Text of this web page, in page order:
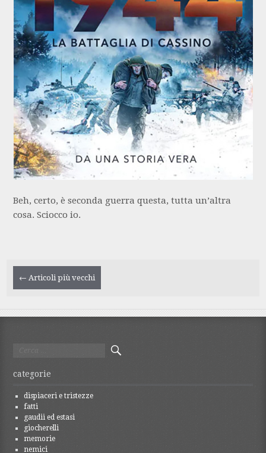
Beh, certo, è seconda guerra questa, tutta un’altra
cosa. Sciocco io.
Navigazione
articolo
← Articoli più vecchi
per:
categorie
dispiaceri e tristezze
fatti
gaudii ed estasi
giocherelli
memorie
nemici